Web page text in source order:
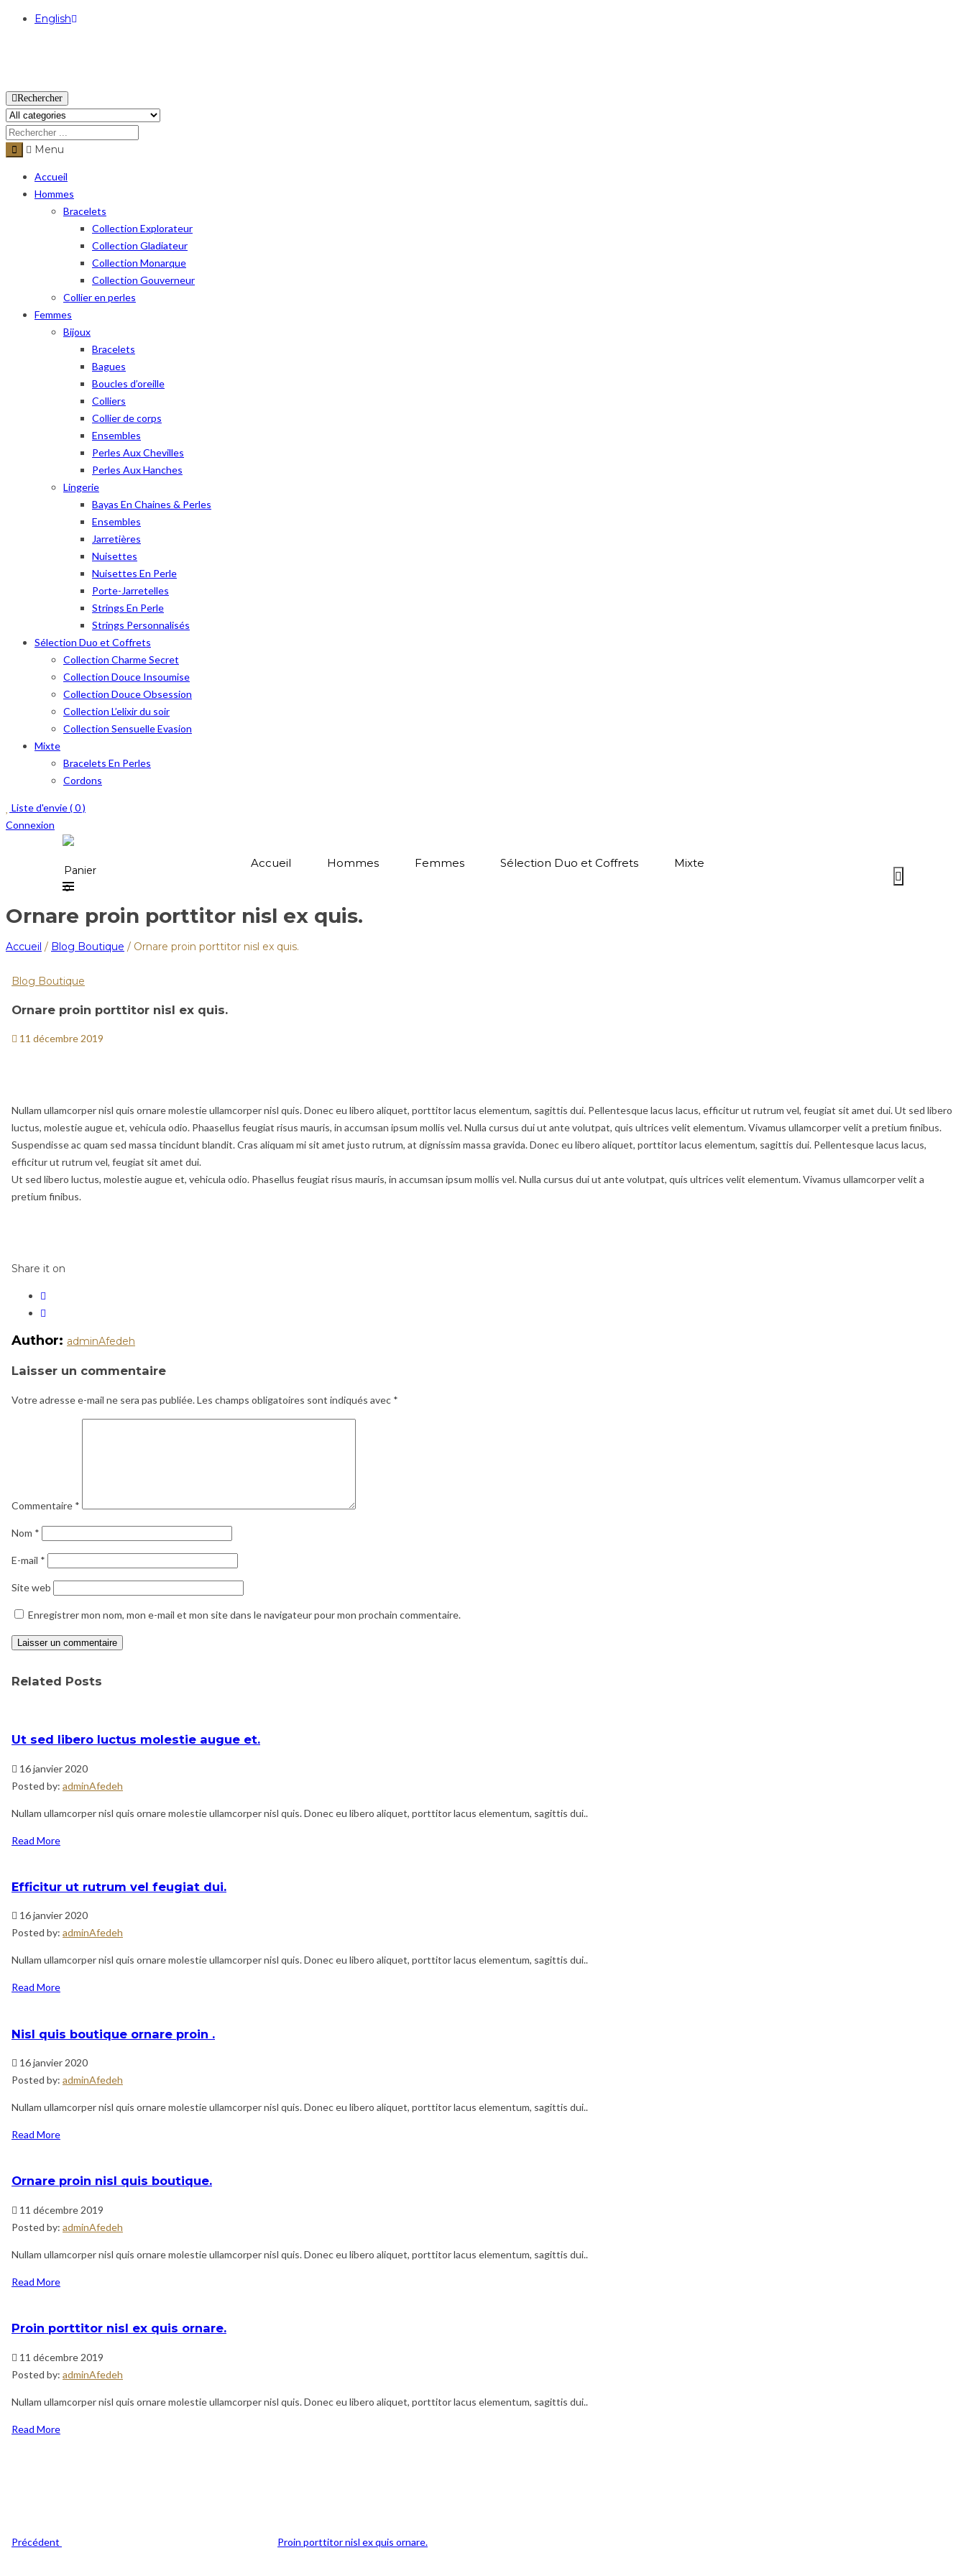
English
Rechercher
Menu
Accueil
Hommes
Bracelets
Collection Explorateur
Collection Gladiateur
Collection Monarque
Collection Gouverneur
Collier en perles
Femmes
Bijoux
Bracelets
Bagues
Boucles d’oreille
Colliers
Collier de corps
Ensembles
Perles Aux Chevilles
Perles Aux Hanches
Lingerie
Bayas En Chaines & Perles
Ensembles
Jarretières
Nuisettes
Nuisettes En Perle
Porte-Jarretelles
Strings En Perle
Strings Personnalisés
Sélection Duo et Coffrets
Collection Charme Secret
Collection Douce Insoumise
Collection Douce Obsession
Collection L’elixir du soir
Collection Sensuelle Evasion
Mixte
Bracelets En Perles
Cordons
Liste d'envie (0)
Connexion
Accueil Hommes Femmes Sélection Duo et Coffrets Mixte
Panier
0
Ornare proin porttitor nisl ex quis.
Accueil / Blog Boutique / Ornare proin porttitor nisl ex quis.
Blog Boutique
Ornare proin porttitor nisl ex quis.
11 décembre 2019
Nullam ullamcorper nisl quis ornare molestie ullamcorper nisl quis. Donec eu libero aliquet, porttitor lacus elementum, sagittis dui. Pellentesque lacus lacus, efficitur ut rutrum vel, feugiat sit amet dui. Ut sed libero
luctus, molestie augue et, vehicula odio. Phaasellus feugiat risus mauris, in accumsan ipsum mollis vel. Nulla cursus dui ut ante volutpat, quis ultrices velit elementum. Vivamus ullamcorper velit a pretium finibus.
Suspendisse ac quam sed massa tincidunt blandit. Cras aliquam mi sit amet justo rutrum, at dignissim massa gravida. Donec eu libero aliquet, porttitor lacus elementum, sagittis dui. Pellentesque lacus lacus,
efficitur ut rutrum vel, feugiat sit amet dui.
Ut sed libero luctus, molestie augue et, vehicula odio. Phasellus feugiat risus mauris, in accumsan ipsum mollis vel. Nulla cursus dui ut ante volutpat, quis ultrices velit elementum. Vivamus ullamcorper velit a
pretium finibus.
Share it on
Author: adminAfedeh
Laisser un commentaire
Votre adresse e-mail ne sera pas publiée.Les champs obligatoires sont indiqués avec *
Commentaire *
Nom *
E-mail *
Site web
Enregistrer mon nom, mon e-mail et mon site dans le navigateur pour mon prochain commentaire.
Related Posts
Ut sed libero luctus molestie augue et.
16 janvier 2020
Posted by: adminAfedeh
Nullam ullamcorper nisl quis ornare molestie ullamcorper nisl quis. Donec eu libero aliquet, porttitor lacus elementum, sagittis dui..
Read More
Efficitur ut rutrum vel feugiat dui.
16 janvier 2020
Posted by: adminAfedeh
Nullam ullamcorper nisl quis ornare molestie ullamcorper nisl quis. Donec eu libero aliquet, porttitor lacus elementum, sagittis dui..
Read More
Nisl quis boutique ornare proin .
16 janvier 2020
Posted by: adminAfedeh
Nullam ullamcorper nisl quis ornare molestie ullamcorper nisl quis. Donec eu libero aliquet, porttitor lacus elementum, sagittis dui..
Read More
Ornare proin nisl quis boutique.
11 décembre 2019
Posted by: adminAfedeh
Nullam ullamcorper nisl quis ornare molestie ullamcorper nisl quis. Donec eu libero aliquet, porttitor lacus elementum, sagittis dui..
Read More
Proin porttitor nisl ex quis ornare.
11 décembre 2019
Posted by: adminAfedeh
Nullam ullamcorper nisl quis ornare molestie ullamcorper nisl quis. Donec eu libero aliquet, porttitor lacus elementum, sagittis dui..
Read More
Précédent
Proin porttitor nisl ex quis ornare.